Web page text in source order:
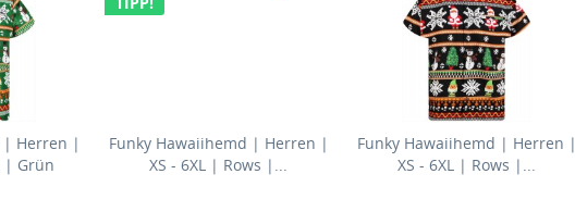
| Herren |
| Grün
Funky Hawaiihemd | Herren |
XS - 6XL | Rows |...
Funky Hawaiihemd | Herren |
XS - 6XL | Rows |...